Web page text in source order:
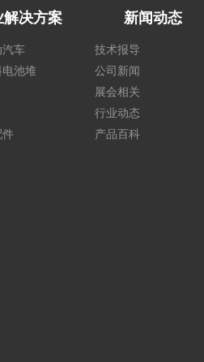
解决方案
车
池堆
新闻动态
技术报导
公司新闻
展会相关
行业动态
产品百科